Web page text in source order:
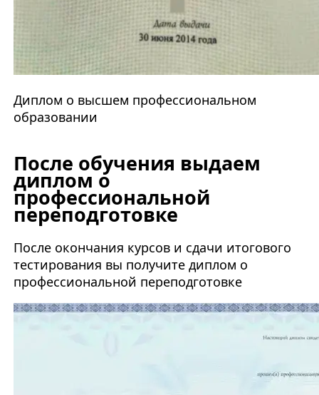
Диплом о высшем профессиональном
образовании
После обучения выдаем
диплом о
профессиональной
переподготовке
После окончания курсов и сдачи итогового
тестирования вы получите диплом о
профессиональной переподготовке